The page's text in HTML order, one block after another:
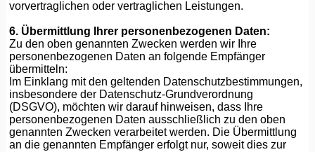
vorvertraglichen oder vertraglichen Leistungen.
6. Übermittlung Ihrer personenbezogenen Daten:
Zu den oben genannten Zwecken werden wir Ihre
personenbezogenen Daten an folgende Empfänger
übermitteln:
Im Einklang mit den geltenden Datenschutzbestimmungen,
insbesondere der Datenschutz-Grundverordnung
(DSGVO), möchten wir darauf hinweisen, dass Ihre
personenbezogenen Daten ausschließlich zu den oben
genannten Zwecken verarbeitet werden. Die Übermittlung
an die genannten Empfänger erfolgt nur, soweit dies zur